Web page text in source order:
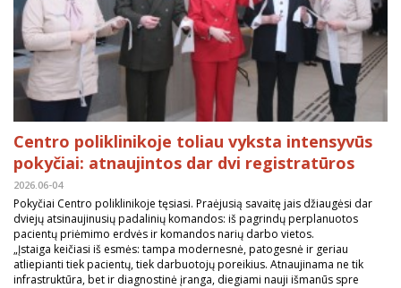
Centro poliklinikoje toliau vyksta intensyvūs
pokyčiai: atnaujintos dar dvi registratūros
2026.06-04
Pokyčiai Centro poliklinikoje tęsiasi. Praėjusią savaitę jais džiaugėsi dar
dviejų atsinaujinusių padalinių komandos: iš pagrindų perplanuotos
pacientų priėmimo erdvės ir komandos narių darbo vietos.
„Įstaiga keičiasi iš esmės: tampa modernesnė, patogesnė ir geriau
atliepianti tiek pacientų, tiek darbuotojų poreikius. Atnaujinama ne tik
infrastruktūra, bet ir diagnostinė įranga, diegiami nauji išmanūs spre